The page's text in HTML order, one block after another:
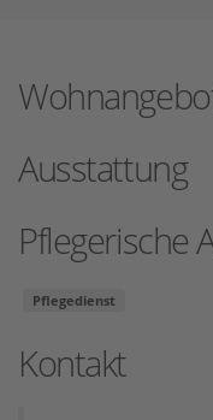
Ausstattung
Pflegerische
Pflegedienst
Kontakt